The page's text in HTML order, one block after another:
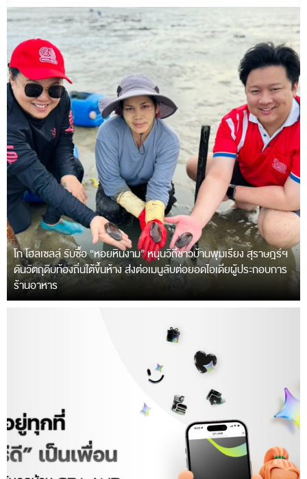
โก โฮลเซลล์ รับซื้อ “หอยหินงาม” หนุนวิถีชาวบ้านพุมเรียง สุราษฎร์ฯ
ดันวัตถุดิบท้องถิ่นใต้ขึ้นห้าง ส่งต่อเมนูลับต่อยอดไอเดียผู้ประกอบการ
ร้านอาหาร